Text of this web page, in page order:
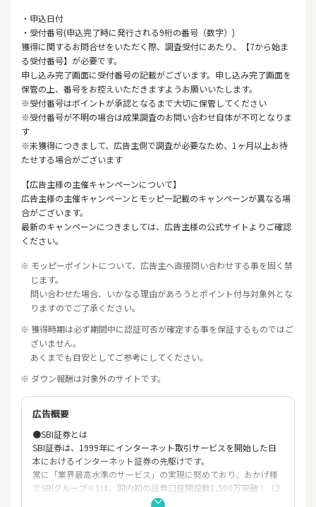
・申込日付
・受付番号(申込完了時に発行される9桁の番号（数字）)
獲得に関するお問合せをいただく際、調査受付にあたり、【7から始ま
る受付番号】が必要です。
申し込み完了画面に受付番号の記載がございます。申し込み完了画面を
保管の上、番号をお控えいただきますようお願いいたします。
※受付番号はポイントが承認となるまで大切に保管してください
※受付番号が不明の場合は成果調査のお問い合わせ自体が不可となりま
す
※未獲得につきまして、広告主側で調査が必要なため、1ヶ月以上お待
たせする場合がございます
【広告主様の主催キャンペーンについて】
広告主様の主催キャンペーンとモッピー記載のキャンペーンが異なる場
合がございます。
最新のキャンペーンにつきましては、広告主様の公式サイトよりご確認
ください。
※ モッピーポイントについて、広告主へ直接問い合わせする事を固く禁
じます。
問い合わせた場合、いかなる理由があろうとポイント付与対象外とな
りますのでご了承ください。
※ 獲得時期は必ず期間中に認証可否が確定する事を保証するものではご
ざいません。
あくまでも目安としてご参考にしてください。
※ ダウン報酬は対象外のサイトです。
広告概要
●SBI証券とは
SBI証券は、1999年にインターネット取引サービスを開始した日
本におけるインターネット証券の先駆けです。
常に「業界最高水準のサービス」の実現に努めており、おかげ様
でSBIグループ※1は、国内初の証券口座開設数1,500万突破！（2